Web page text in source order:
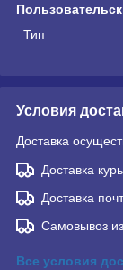
Тип
Условия
Доставка
Доставка
Доставка
Самовывоз
Все условия